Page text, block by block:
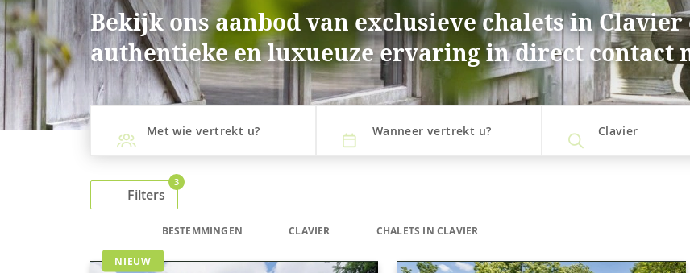
Bekijk ons aanbod van exclusieve chalets in Clavier
authentieke en luxueuze ervaring in direct contact
Met wie vertrekt u? Wanneer vertrekt u? Clavier
Filters
3
BESTEMMINGEN CLAVIER CHALETS IN CLAVIER